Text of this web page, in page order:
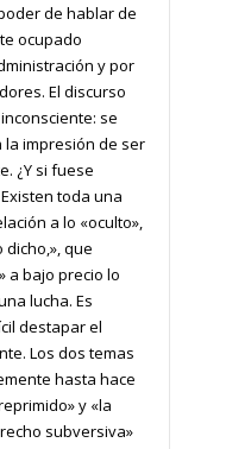
de hablar de
ocupado
y por
El discurso
se
la impresión de ser
¿Y si fuese
toda una
a lo «oculto»,
dicho,», que
a bajo precio lo
lucha. Es
destapar el
Los dos temas
hasta hace
y «la
subversiva»